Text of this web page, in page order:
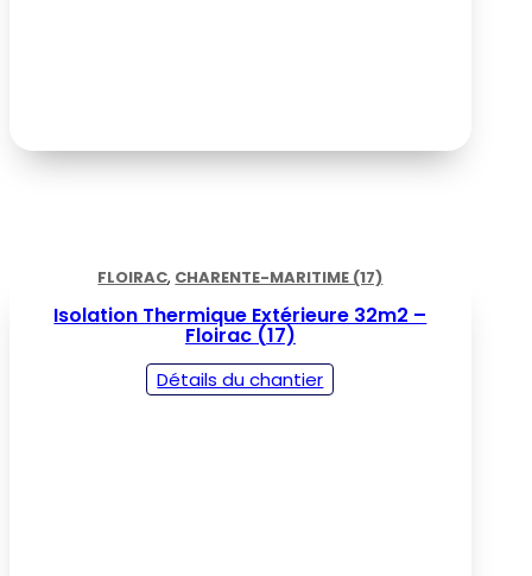
FLOIRAC, CHARENTE-MARITIME (17)
Isolation Thermique Extérieure 32m2 –
Floirac (17)
Détails du chantier